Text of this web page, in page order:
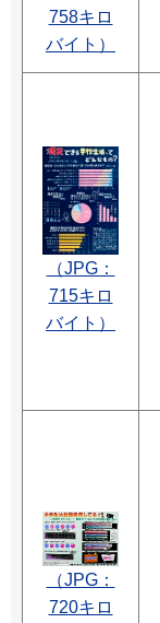
758キロ
バイト）
（JPG：
715キロ
バイト）
（JPG：
720キロ